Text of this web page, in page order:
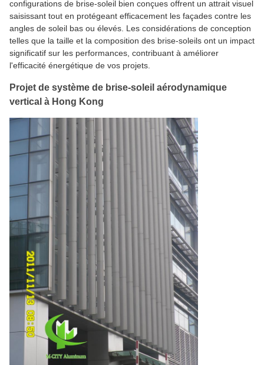
configurations de brise-soleil bien conçues offrent un attrait visuel
saisissant tout en protégeant efficacement les façades contre les
angles de soleil bas ou élevés. Les considérations de conception
telles que la taille et la composition des brise-soleils ont un impact
significatif sur les performances, contribuant à améliorer
l'efficacité énergétique de vos projets.
Projet de système de brise-soleil aérodynamique
vertical à Hong Kong